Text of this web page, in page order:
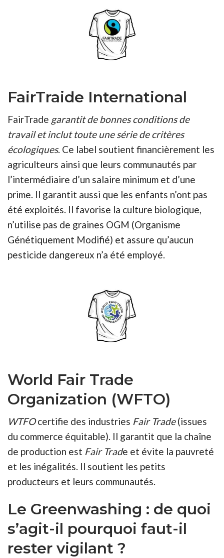
FairTraide International
FairTrade garantit de bonnes conditions de
travail et inclut toute une série de critères
écologiques. Ce label soutient financièrement les
agriculteurs ainsi que leurs communautés par
l’intermédiaire d’un salaire minimum et d’une
prime. Il garantit aussi que les enfants n’ont pas
été exploités. Il favorise la culture biologique,
n’utilise pas de graines OGM (Organisme
Génétiquement Modifié) et assure qu’aucun
pesticide dangereux n’a été employé.
World Fair Trade
Organization (WFTO)
WTFOcertifie des industries Fair Trade(issues
du commerce équitable). Il garantit que la chaîne
de production est Fair Trade et évite la pauvreté
et les inégalités. Il soutient les petits
producteurs et leurs communautés.
Le Greenwashing : de quoi
s’agit-il pourquoi faut-il
rester vigilant ?